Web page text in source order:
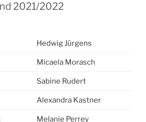
2021/2022
Hedwig Jürgens
Micaela Morasch
Sabine Rudert
Alexandra Kastner
Melanie Perrey